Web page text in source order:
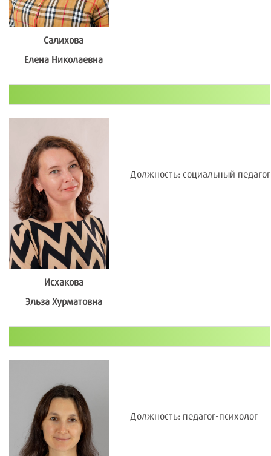
Салихова
Елена Николаевна
Должность: социальный педагог
Исхакова
Эльза Хурматовна
Должность: педагог-психолог